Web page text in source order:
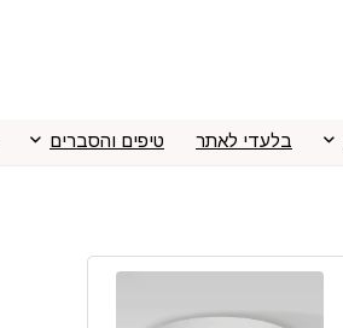
בלעדי לאתר טיפים והסברים